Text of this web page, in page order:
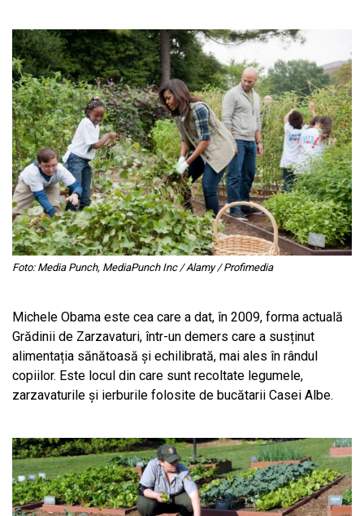
Foto: Media Punch, MediaPunch Inc / Alamy / Profimedia
Michele Obama este cea care a dat, în 2009, forma actuală
Grădinii de Zarzavaturi, într-un demers care a susținut
alimentația sănătoasă și echilibrată, mai ales în rândul
copiilor. Este locul din care sunt recoltate legumele,
zarzavaturile și ierburile folosite de bucătarii Casei Albe.